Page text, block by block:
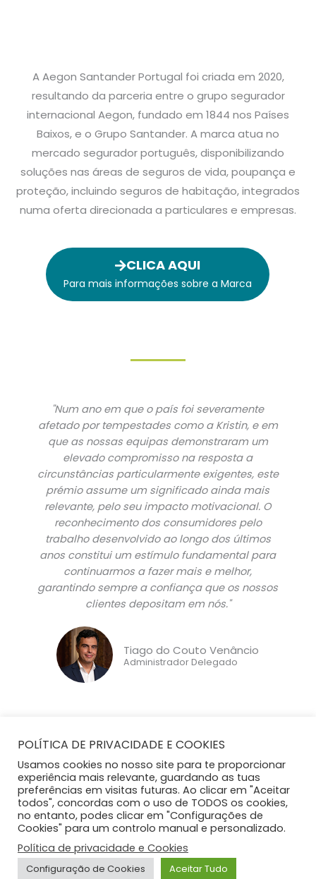
A Aegon Santander Portugal foi criada em 2020,
resultando da parceria entre o grupo segurador
internacional Aegon, fundado em 1844 nos Países
Baixos, e o Grupo Santander. A marca atua no
mercado segurador português, disponibilizando
soluções nas áreas de seguros de vida, poupança e
proteção, incluindo seguros de habitação, integrados
numa oferta direcionada a particulares e empresas.
CLICA AQUI
Para mais informações sobre a Marca
"Num ano em que o país foi severamente
afetado por tempestades como a Kristin, e em
que as nossas equipas demonstraram um
elevado compromisso na resposta a
circunstâncias particularmente exigentes, este
prémio assume um significado ainda mais
relevante, pelo seu impacto motivacional. O
reconhecimento dos consumidores pelo
trabalho desenvolvido ao longo dos últimos
anos constitui um estímulo fundamental para
continuarmos a fazer mais e melhor,
garantindo sempre a confiança que os nossos
clientes depositam em nós."
Tiago do Couto Venâncio
Administrador Delegado
ConsumerChoice 2026 © Todos os direitos reservados |
Política de Privacidade e Cookies|Contactos
POLÍTICA DE PRIVACIDADE E COOKIES
Usamos cookies no nosso site para te proporcionar
experiência mais relevante, guardando as tuas
preferências em visitas futuras. Ao clicar em "Aceitar
todos", concordas com o uso de TODOS os cookies,
no entanto, podes clicar em "Configurações de
Cookies" para um controlo manual e personalizado.
Política de privacidade e Cookies
Configuração de Cookies Aceitar Tudo